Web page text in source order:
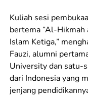
Kuliah sesi
bertema “Al-Hikmah
Islam Ketiga,”
Fauzi, alumni
University dan satu-
dari Indonesia yang
jenjang